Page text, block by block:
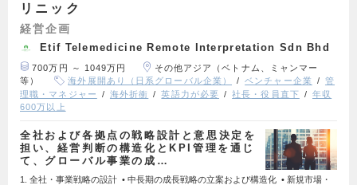
リニック
経営企画
Etif Telemedicine Remote Interpretation Sdn Bhd
700万円 ～ 1049万円
その他アジア（ベトナム、ミャンマー
等）
海外展開あり（日系グローバル企業） ベンチャー企業
管
理職・マネジャー
海外折衝 英語力が必要 社長・役員直下
年収
600万以上
全社および各拠点の戦略設計と意思決定を
担い、経営判断の構造化とKPI管理を通じ
て、グローバル事業の成…
1. 全社・事業戦略の設計 • 中長期の成長戦略の立案および構造化 • 新規市場・